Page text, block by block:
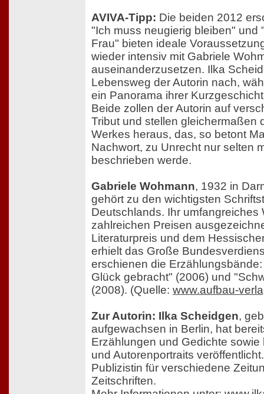
AVIVA-Tipp: Die beiden 2012
"Ich muss neugierig bleiben" und
Frau" bieten ideale
wieder intensiv mit Gabriele
auseinanderzusetzen. Ilka
Lebensweg der Autorin nach,
ein Panorama ihrer
Beide zollen der Autorin auf
Tribut und stellen gleichermaßen
Werkes heraus, das, so betont
Nachwort, zu Unrecht nur selten
beschrieben werde.
Gabriele Wohmann, 1932 in
gehört zu den wichtigsten
Deutschlands. Ihr umfangreiches
zahlreichen Preisen
Literaturpreis und dem
erhielt das Große
erschienen die
Glück gebracht" (2006) und
(2008). (Quelle: www.aufbau-
Zur Autorin: Ilka Scheidgen,
aufgewachsen in Berlin, hat
Erzählungen und Gedichte
und Autorenportraits
Publizistin für verschiedene
Zeitschriften.